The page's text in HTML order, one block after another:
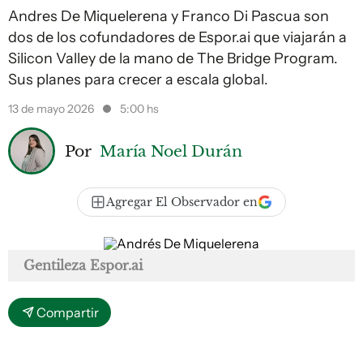
Andres De Miquelerena y Franco Di Pascua son
dos de los cofundadores de Espor.ai que viajarán a
Silicon Valley de la mano de The Bridge Program.
Sus planes para crecer a escala global.
13 de mayo 2026 5:00 hs
Por María Noel Durán
Agregar El Observador en
Gentileza Espor.ai
Compartir